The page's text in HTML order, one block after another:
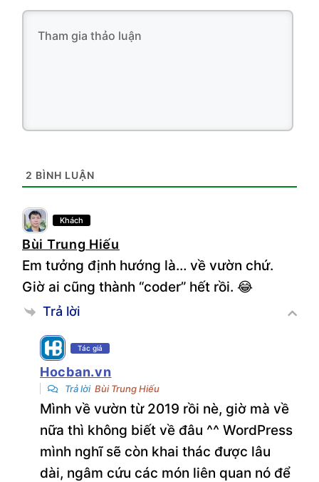
2 BÌNH LUẬN
Khách
Bùi Trung Hiếu
Em tưởng định hướng là… về vườn chứ.
Giờ ai cũng thành “coder” hết rồi. 😂
Trả lời
Tác giả
Hocban.vn
Trả lời Bùi Trung Hiếu
Mình về vườn từ 2019 rồi nè, giờ mà về
nữa thì không biết về đâu ^^ WordPress
mình nghĩ sẽ còn khai thác được lâu
dài, ngâm cứu các món liên quan nó để